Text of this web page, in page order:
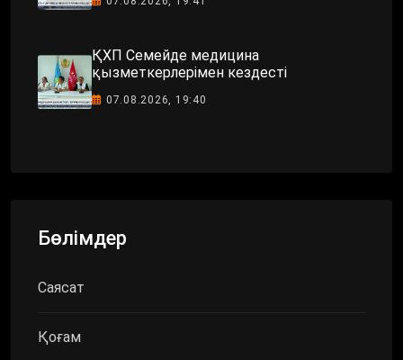
ҚХП Семейде медицина
қызметкерлерімен кездесті
07.08.2026, 19:40
Бөлімдер
Саясат
Қоғам